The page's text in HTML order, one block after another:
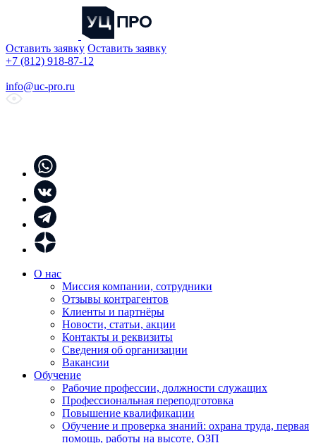
Оставить заявку Оставить заявку
+7 (812) 918-87-12
info@uc-pro.ru
О нас
Миссия компании, сотрудники
Отзывы контрагентов
Клиенты и партнёры
Новости, статьи, акции
Контакты и реквизиты
Сведения об организации
Вакансии
Обучение
Рабочие профессии, должности служащих
Профессиональная переподготовка
Повышение квалификации
Обучение и проверка знаний: охрана труда, первая
помощь, работы на высоте, ОЗП